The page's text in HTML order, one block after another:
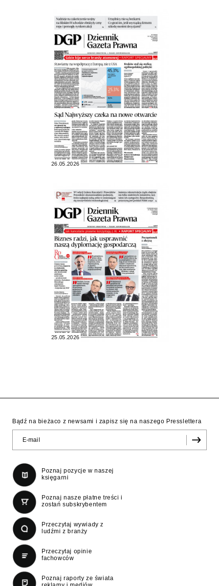
26.05.2026
25.05.2026
Bądź na bieżaco z newsami i zapisz się na naszego Presslettera
Poznaj pozycje w naszej
księgarni
Poznaj nasze płatne treści i
zostań subskrybentem
Przeczytaj wywiady z
ludźmi z branży
Przeczytaj opinie
fachowców
Poznaj raporty ze świata